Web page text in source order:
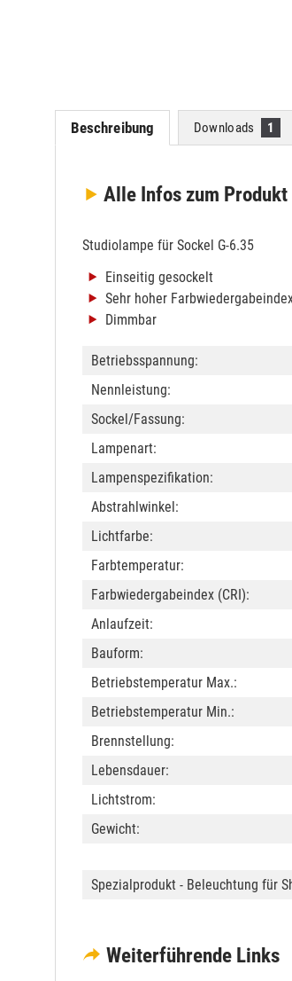
Beschreibung Downloads 1
Alle Infos zum Produkt
Studiolampe für Sockel G-6.35
Einseitig gesockelt
Sehr hoher
Dimmbar
Betriebsspannung:
Nennleistung:
Sockel/Fassung:
Lampenart:
Lampenspezifikation:
Abstrahlwinkel:
Lichtfarbe:
Farbtemperatur:
Farbwiedergabeindex (CRI):
Anlaufzeit:
Bauform:
Betriebstemperatur Max.:
Betriebstemperatur Min.:
Brennstellung:
Lebensdauer:
Lichtstrom:
Gewicht:
Spezialprodukt - Beleuchtung für
Weiterführende Links